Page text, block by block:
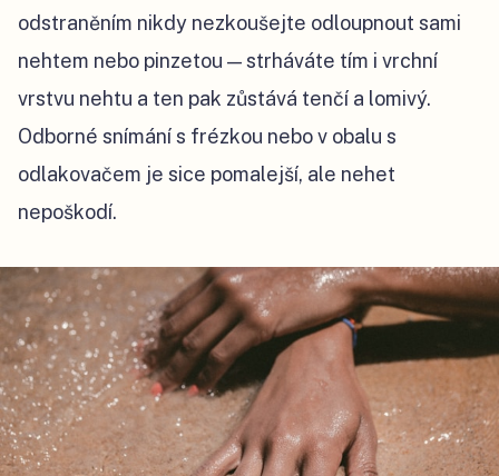
odstraněním nikdy nezkoušejte odloupnout sami
nehtem nebo pinzetou — strháváte tím i vrchní
vrstvu nehtu a ten pak zůstává tenčí a lomivý.
Odborné snímání s frézkou nebo v obalu s
odlakovačem je sice pomalejší, ale nehet
nepoškodí.